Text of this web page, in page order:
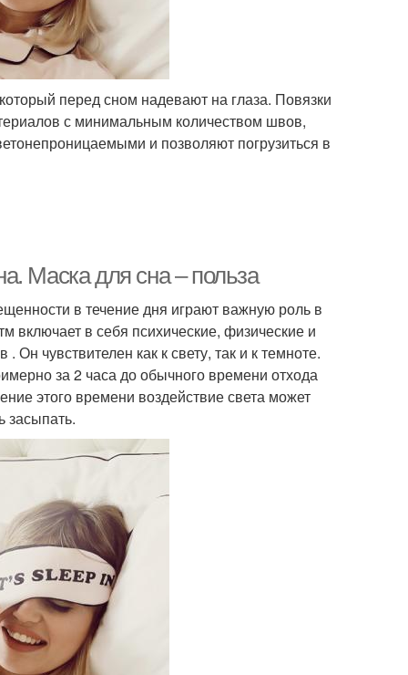
перед сном надевают на глаза. Повязки
с минимальным количеством швов,
и позволяют погрузиться в
Маска для сна – польза
в течение дня играют важную роль в
включает в себя психические, физические и
чувствителен как к свету, так и к темноте.
за 2 часа до обычного времени отхода
этого времени воздействие света может
засыпать.